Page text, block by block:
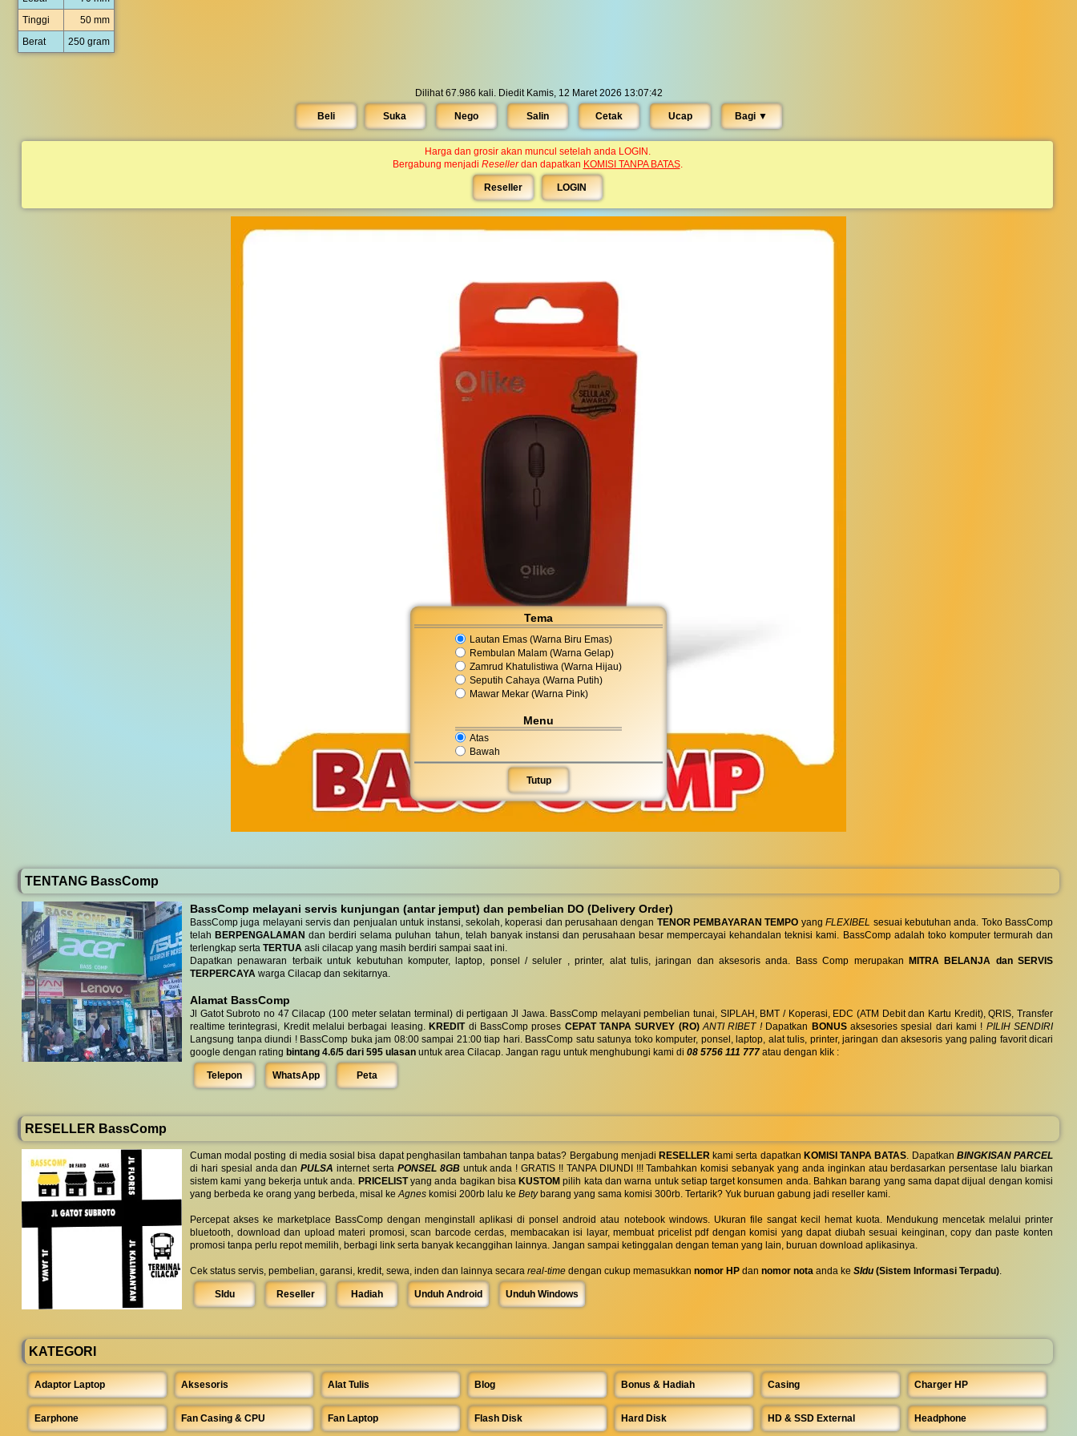
Tema
Lautan Emas (Warna Biru Emas)
Rembulan Malam (Warna Gelap)
Zamrud Khatulistiwa (Warna Hijau)
Seputih Cahaya (Warna Putih)
Mawar Mekar (Warna Pink)
Menu
Atas
Bawah
Tutup
Tinggi
50 mm
Berat
250 gram
Dilihat 67.986 kali. Diedit Kamis, 12 Maret 2026 13:07:42
Beli Suka Nego Salin Cetak Ucap Bagi ▼︎
Harga dan grosir akan muncul setelah anda LOGIN.
Bergabung menjadi Resellerdan dapatkan KOMISI TANPA BATAS.
Reseller LOGIN
TENTANG BassComp
BassComp melayani servis kunjungan (antar jemput) dan pembelian DO (Delivery Order)
BassComp juga melayani servis dan penjualan untuk instansi, sekolah, koperasi dan perusahaan dengan TENOR PEMBAYARAN TEMPO yangFLEXIBEL sesuai kebutuhan anda. Toko BassComp
telah BERPENGALAMAN dan berdiri selama puluhan tahun, telah banyak instansi dan perusahaan besar mempercayai kehandalan teknisi kami. BassComp adalah toko komputer termurah dan
terlengkap serta TERTUA asli cilacap yang masih berdiri sampai saat ini.
Dapatkan penawaran terbaik untuk kebutuhan komputer, laptop, ponsel / seluler , printer, alat tulis, jaringan dan aksesoris anda. Bass Comp merupakan
MITRA BELANJA dan SERVIS
TERPERCAYA warga Cilacap dan sekitarnya.
Alamat BassComp
Jl Gatot Subroto no 47 Cilacap (100 meter selatan terminal) di pertigaan Jl Jawa. BassComp melayani pembelian tunai, SIPLAH, BMT / Koperasi, EDC (ATM Debit dan Kartu Kredit), QRIS, Transfer
realtime terintegrasi, Kredit melalui berbagai leasing. KREDITdi BassComp proses CEPAT TANPA SURVEY (RO) ANTI RIBET !Dapatkan BONUSaksesories spesial dari kami ! PILIH SENDIRI
Langsung tanpa diundi ! BassComp buka jam 08:00 sampai 21:00 tiap hari. BassComp satu satunya toko komputer, ponsel, laptop, alat tulis, printer, jaringan dan aksesoris yang paling favorit dicari
google dengan rating bintang 4.6/5 dari 595 ulasan untuk area Cilacap. Jangan ragu untuk menghubungi kami di 08 5756 111 777 atau dengan klik :
Telepon WhatsApp Peta
RESELLER BassComp
Cuman modal posting di media sosial bisa dapat penghasilan tambahan tanpa batas? Bergabung menjadi RESELLER kami serta dapatkan KOMISI TANPA BATAS. Dapatkan BINGKISAN PARCEL
di hari spesial anda danPULSA internet serta PONSEL 8GBuntuk anda ! GRATIS !! TANPA DIUNDI !!! Tambahkan komisi sebanyak yang anda inginkan atau berdasarkan persentase lalu biarkan
sistem kami yang bekerja untuk anda. PRICELISTyang anda bagikan bisa KUSTOM pilih kata dan warna untuk setiap target konsumen anda. Bahkan barang yang sama dapat dijual dengan komisi
yang berbeda ke orang yang berbeda, misal keAgnes komisi 200rb lalu ke Betybarang yang sama komisi 300rb. Tertarik? Yuk buruan gabung jadi reseller kami.
Percepat akses ke marketplace BassComp dengan menginstall aplikasi di ponsel android atau notebook windows. Ukuran file sangat kecil hemat kuota. Mendukung mencetak melalui printer
bluetooth, download dan upload materi promosi, scan barcode cerdas, membacakan isi layar, membuat pricelist pdf dengan komisi yang dapat diubah sesuai keinginan, copy dan paste konten
promosi tanpa perlu repot memilih, berbagi link serta banyak kecanggihan lainnya. Jangan sampai ketinggalan dengan teman yang lain, buruan download aplikasinya.
Cek status servis, pembelian, garansi, kredit, sewa, inden dan lainnya secara real-time dengan cukup memasukkan nomor HP dan nomor nota anda ke SIdu (Sistem Informasi Terpadu).
SIdu Reseller Hadiah Unduh Android Unduh Windows
KATEGORI
Adaptor Laptop Aksesoris Alat Tulis Blog Bonus & Hadiah Casing Charger HP
Earphone Fan Casing & CPU Fan Laptop Flash Disk Hard Disk HD & SSD External Headphone